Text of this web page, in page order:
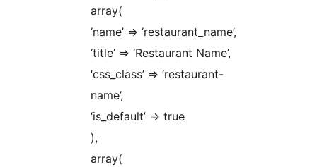
array(
‘name’ => ‘restaurant_name’,
‘title’ => ‘Restaurant Name’,
‘css_class’ => ‘restaurant-
name’,
‘is_default’ => true
),
array(